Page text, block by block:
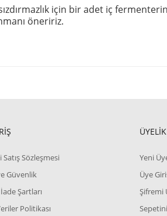
için bir adet iç
öneririz.
Satış Sözleşmesi
Güvenlik
Şartları
Politikası
ÜYELİK
Yeni
Üye
Şifremi